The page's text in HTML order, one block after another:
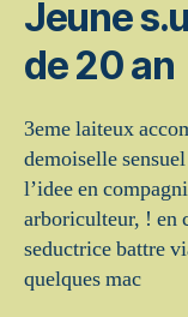
Jeune
de 20 an
3eme laiteux
demoiselle
l’idee en
arboriculteur, ! en
seductrice battre
quelques mac